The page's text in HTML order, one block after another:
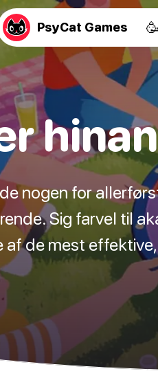
PsyCat Games
nogen for
Sig farvel til
af de mest